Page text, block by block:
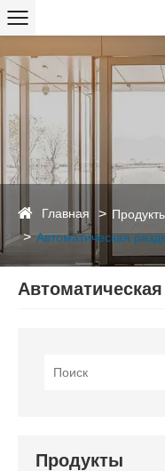
Главная
Автоматическая
Продукты